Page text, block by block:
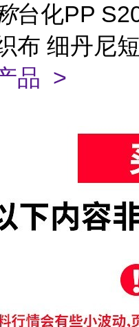
台化PP
布 细丹尼
品 >